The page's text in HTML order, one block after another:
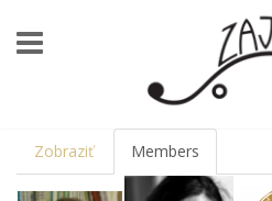
Zobraziť Members
karta)